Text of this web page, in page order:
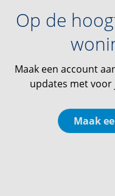
Op de
Maak een account
updates met
Maak